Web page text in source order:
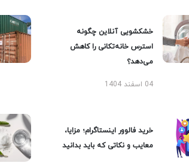
خشکشویی آنلاین چگونه
استرس خانه‌تکانی را کاهش
می‌دهد؟
04 اسفند 1404
خرید فالوور اینستاگرام؛ مزایا،
معایب و نکاتی که باید بدانید